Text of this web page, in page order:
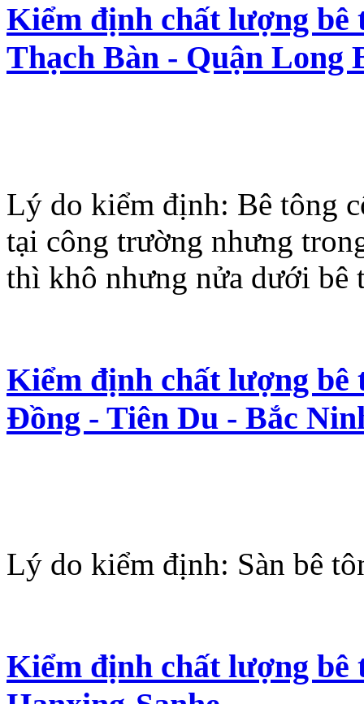
Kiểm định chất lượng bê
Thạch Bàn - Quận Long
Lý do kiểm định: Bê tông
tại công trường nhưng
thì khô nhưng nửa dưới bê
Kiểm định chất lượng bê
Đồng - Tiên Du - Bắc
Lý do kiểm định: Sàn bê
Kiểm định chất lượng bê